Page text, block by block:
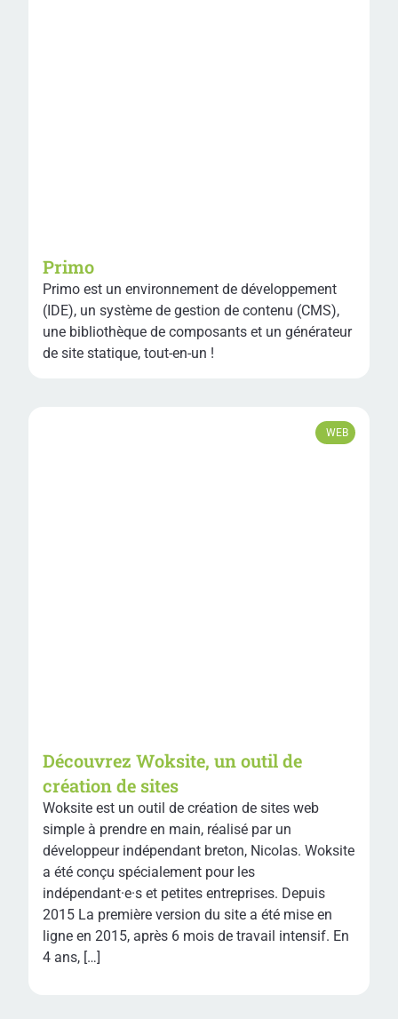
Primo
Primo est un environnement de développement
(IDE), un système de gestion de contenu (CMS),
une bibliothèque de composants et un générateur
de site statique, tout-en-un !
WEB
Découvrez Woksite, un outil de
création de sites
Woksite est un outil de création de sites web
simple à prendre en main, réalisé par un
développeur indépendant breton, Nicolas. Woksite
a été conçu spécialement pour les
indépendant·e·s et petites entreprises. Depuis
2015 La première version du site a été mise en
ligne en 2015, après 6 mois de travail intensif. En
4 ans, […]